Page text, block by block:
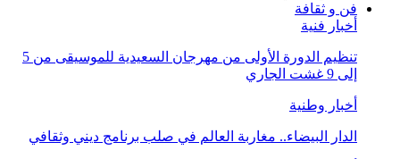
فن و ثقافة
أخبار فنية
تنظيم الدورة الأولى من مهرجان السعيدية للموسيقى من 5
إلى 9 غشت الجاري
أخبار وطنية
الدار البيضاء.. مغاربة العالم في صلب برنامج ديني وثقافي